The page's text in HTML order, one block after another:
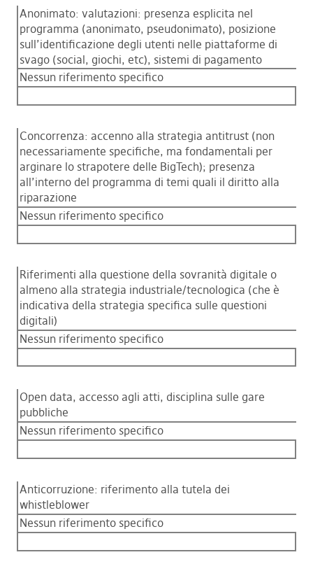
Anonimato: valutazioni: presenza esplicita nel
programma (anonimato, pseudonimato), posizione
sull’identificazione degli utenti nelle piattaforme di
svago (social, giochi, etc), sistemi di pagamento
Nessun riferimento specifico
Concorrenza: accenno alla strategia antitrust (non
necessariamente specifiche, ma fondamentali per
arginare lo strapotere delle BigTech); presenza
all’interno del programma di temi quali il diritto alla
riparazione
Nessun riferimento specifico
Riferimenti alla questione della sovranità digitale o
almeno alla strategia industriale/tecnologica (che è
indicativa della strategia specifica sulle questioni
digitali)
Nessun riferimento specifico
Open data, accesso agli atti, disciplina sulle gare
pubbliche
Nessun riferimento specifico
Anticorruzione: riferimento alla tutela dei
whistleblower
Nessun riferimento specifico